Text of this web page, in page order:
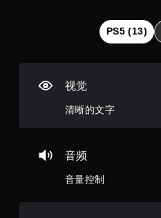
PS5 (13)
视觉
清晰的文字
音频
音量控制